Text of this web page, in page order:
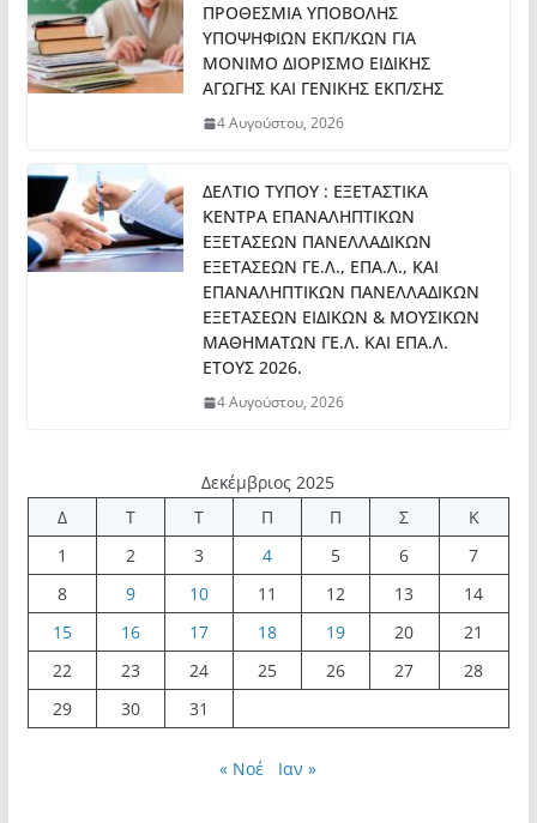
ΠΡΟΘΕΣΜΙΑ ΥΠΟΒΟΛΗΣ
ΥΠΟΨΗΦΙΩΝ ΕΚΠ/ΚΩΝ ΓΙΑ
ΜΟΝΙΜΟ ΔΙΟΡΙΣΜΟ ΕΙΔΙΚΗΣ
ΑΓΩΓΗΣ ΚΑΙ ΓΕΝΙΚΗΣ ΕΚΠ/ΣΗΣ
4 Αυγούστου, 2026
ΔΕΛΤΙΟ ΤΥΠΟΥ : ΕΞΕΤΑΣΤΙΚΑ
ΚΕΝΤΡΑ ΕΠΑΝΑΛΗΠΤΙΚΩΝ
ΕΞΕΤΑΣΕΩΝ ΠΑΝΕΛΛΑΔΙΚΩΝ
ΕΞΕΤΑΣΕΩΝ ΓΕ.Λ., ΕΠΑ.Λ., ΚΑΙ
ΕΠΑΝΑΛΗΠΤΙΚΩΝ ΠΑΝΕΛΛΑΔΙΚΩΝ
ΕΞΕΤΑΣΕΩΝ ΕΙΔΙΚΩΝ & ΜΟΥΣΙΚΩΝ
ΜΑΘΗΜΑΤΩΝ ΓΕ.Λ. ΚΑΙ ΕΠΑ.Λ.
ΕΤΟΥΣ 2026.
4 Αυγούστου, 2026
Δεκέμβριος 2025
Δ
Τ Τ Π Π Σ
Κ
1
2 3 4 5 6
7
8
9 10 11 12 13
14
15
16 17 18 19 20
21
22
23 24 25 26 27
28
29
30 31
« Νοέ Ιαν »